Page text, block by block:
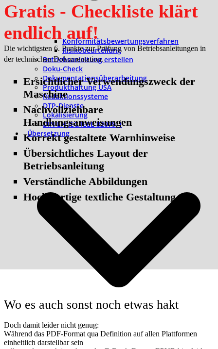
Konformitätsbewertungsverfahren
Risikobeurteilung
Betriebsanleitung erstellen
Doku-Check
Dokumentationsüberarbeitung
Produkthaftung USA
Redaktionssysteme
DTP-Dienste
Lokalisierung
DIN EN IEC/IEEE 82079-1
Übersetzung
Gratis - Checkliste klärt
endlich auf!
Die wichtigsten 6. Punkte zur Prüfung von Betriebsanleitungen in
der technischen Dokumentation.
Ersichtlicher Verwendungszweck der
Maschine
Nachvollziehbare
Handlungsanweisungen
Korrekt gestaltete Warnhinweise
Übersichtliches Layout der
Betriebsanleitung
Verständliche Abbildungen
Hochwertige textliche Gestaltung
Wo es auch sonst noch etwas hakt
Doch damit leider nicht genug:
Während das PDF-Format qua Definition auf allen Plattformen
einheitlich darstellbar sein